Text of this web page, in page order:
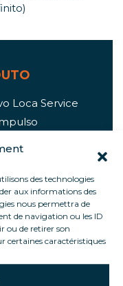
des technologies
aux informations des
nous permettra de
de navigation ou les ID
ou de retirer son
certaines caractéristiques
Loca Service
(chave na
projetos